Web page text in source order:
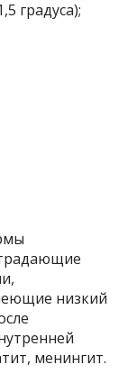
градуса);
низкий
менингит.